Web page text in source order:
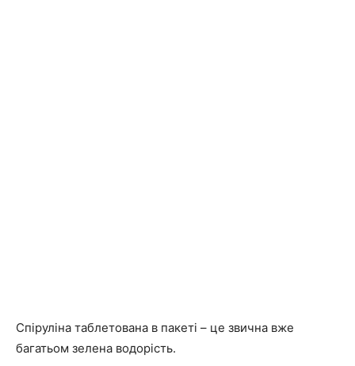
Спіруліна таблетована в пакеті – це звична вже
багатьом зелена водорість.